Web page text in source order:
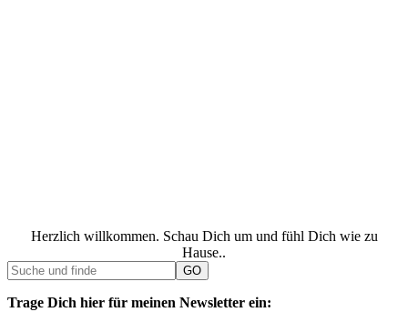
Herzlich willkommen. Schau Dich um und fühl Dich wie zu
Hause..
Trage Dich hier für meinen Newsletter ein: